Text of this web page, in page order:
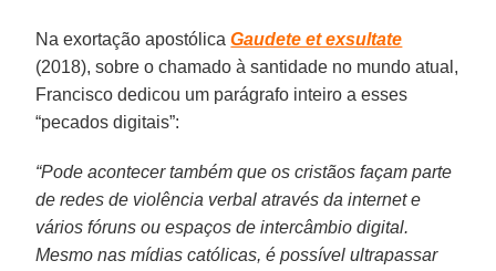
Na exortação apostólicaGaudete et exsultate
(2018), sobre o chamado à santidade no mundo atual,
Francisco dedicou um parágrafo inteiro a esses
“pecados digitais”:
“Pode acontecer também que os cristãos façam parte
de redes de violência verbal através da internet e
vários fóruns ou espaços de intercâmbio digital.
Mesmo nas mídias católicas, é possível ultrapassar